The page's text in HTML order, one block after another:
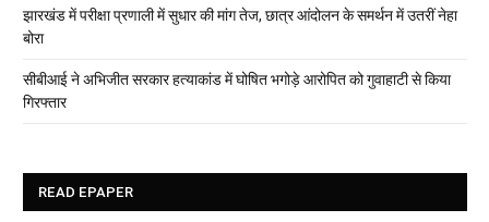
झारखंड में परीक्षा प्रणाली में सुधार की मांग तेज, छात्र आंदोलन के समर्थन में उतरीं नेहा
बोरा
सीबीआई ने अभिजीत सरकार हत्याकांड में घोषित भगोड़े आरोपित को गुवाहाटी से किया
गिरफ्तार
READ EPAPER